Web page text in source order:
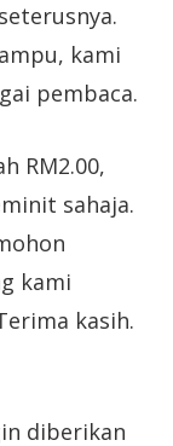
kami
pembaca.
RM2.00,
sahaja.
kami
kasih.
diberikan